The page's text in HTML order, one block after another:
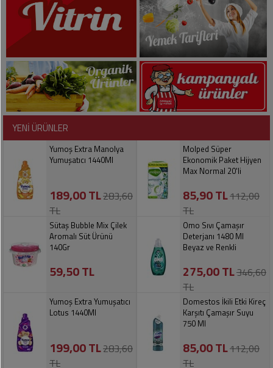
Soslar
Dondurmalar
Tuz,
Şeker,
Baharat
Dondurulmuş
Ürünler
Bayramlık
Çikolata
Şeker
Kokuları,
Koku
Gidericiler
Tıraş
Ürünleri
Sağlık
Ürünleri
Bebek
Ürünleri
Kağıt
Kişisel
Bakım
Ürünleri
Şemsiye
Kemer
Takı
Toka
Gözlükler
Bahçe
Gereçleri
Pişirme,
Saklama
Haşere
İlaçları
YENİ ÜRÜNLER
Yumoş Extra Manolya
Yumuşatıcı 1440Ml
189,00 TL283,60
TL
Molped Süper
Ekonomik Paket Hijyen
Max Normal 20'li
85,90 TL112,00
TL
Sütaş Bubble Mix Çilek
Aromalı Süt Ürünü
140Gr
59,50 TL
Omo Sıvı Çamaşır
Deterjanı 1480 Ml
Beyaz ve Renkli
275,00 TL346,60
TL
Yumoş Extra Yumuşatıcı
Lotus 1440Ml
199,00 TL283,60
TL
Domestos İkili Etki Kireç
Karşıtı Çamaşır Suyu
750 Ml
85,00 TL112,00
TL